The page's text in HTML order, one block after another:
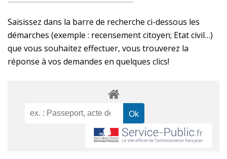
Saisissez dans la barre de recherche ci-dessous les
démarches (exemple : recensement citoyen; Etat civil…)
que vous souhaitez effectuer, vous trouverez la
réponse à vos demandes en quelques clics!